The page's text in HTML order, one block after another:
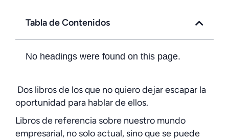
Tabla de Contenidos
No headings were found on this page.
Dos libros de los que no quiero dejar escapar la
oportunidad para hablar de ellos.
Libros de referencia sobre nuestro mundo
empresarial, no solo actual, sino que se puede